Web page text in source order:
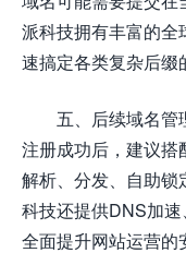
派科技拥有丰富的
速搞定各类复杂后缀
五、后续域名管
注册成功后，建议
解析、分发、自助锁
科技还提供DNS加速、
全面提升网站运营的